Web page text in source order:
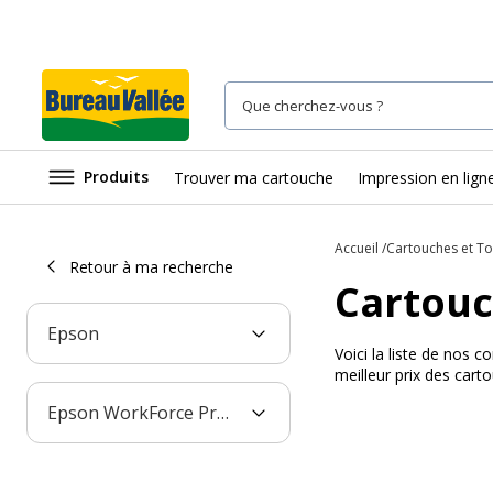
Produits Trouver ma cartouche Impression en
Retour à ma recherche
Epson
Epson WorkForce Pro WF-C5890DWF
Accueil Cartouches et
Voici la liste de nos
meilleur prix des